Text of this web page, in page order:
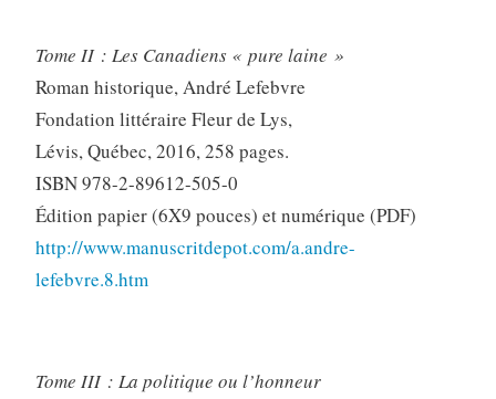
Tome II : Les Canadiens « pure laine »
Roman historique, André Lefebvre
Fondation littéraire Fleur de Lys,
Lévis, Québec, 2016, 258 pages.
ISBN 978-2-89612-505-0
Édition papier (6X9 pouces) et numérique (PDF)
http://www.manuscritdepot.com/a.andre-
lefebvre.8.htm
Tome III : La politique ou l’honneur